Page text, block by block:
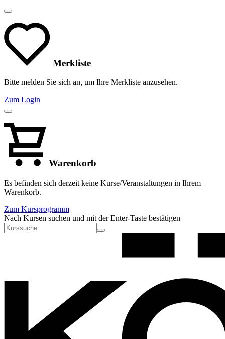
Merkliste
Bitte melden Sie sich an, um Ihre Merkliste anzusehen.
Zum Login
Warenkorb
Es befinden sich derzeit keine Kurse/Veranstaltungen in Ihrem
Warenkorb.
Zum Kursprogramm
Nach Kursen suchen und mit der Enter-Taste bestätigen